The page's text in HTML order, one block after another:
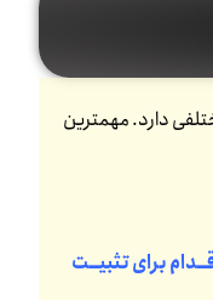
دلایل مختلفی دارد. مهمترین
برای تثبیــت